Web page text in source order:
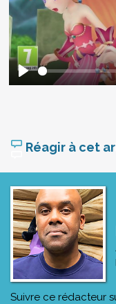
Réagir à cet
Suivre ce rédacteur